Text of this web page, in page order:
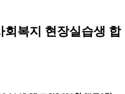
회복지 현장실습생 합